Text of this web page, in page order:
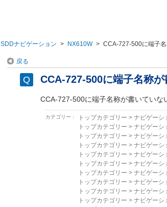
SDDナビゲーション > NX610W > CCA-727-500に端子
戻る
CCA-727-500に端子名称
CCA-727-500に端子名称が書いていな
カテゴリー : トップカテゴリー > ナビゲーシ
トップカテゴリー > ナビゲーシ
トップカテゴリー > ナビゲーシ
トップカテゴリー > ナビゲーシ
トップカテゴリー > ナビゲーシ
トップカテゴリー > ナビゲーシ
トップカテゴリー > ナビゲーシ
トップカテゴリー > ナビゲーシ
トップカテゴリー > ナビゲーシ
トップカテゴリー > ナビゲーシ